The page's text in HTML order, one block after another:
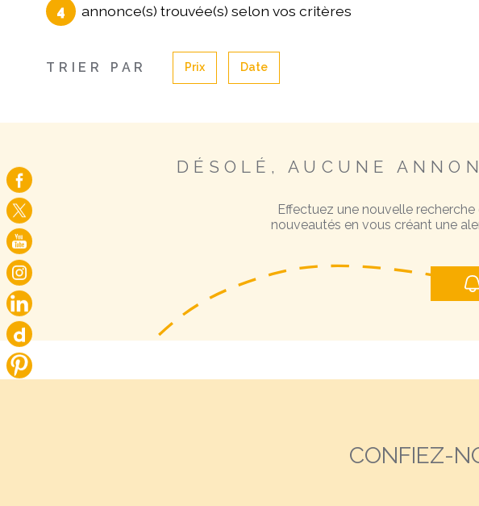
4 annonce(s) trouvée(s) selon vos critères
TRIER PAR Prix Date
DÉSOLÉ, AUCUNE
Effectuez une nouvelle
nouveautés en vous créant une
CONFIEZ-